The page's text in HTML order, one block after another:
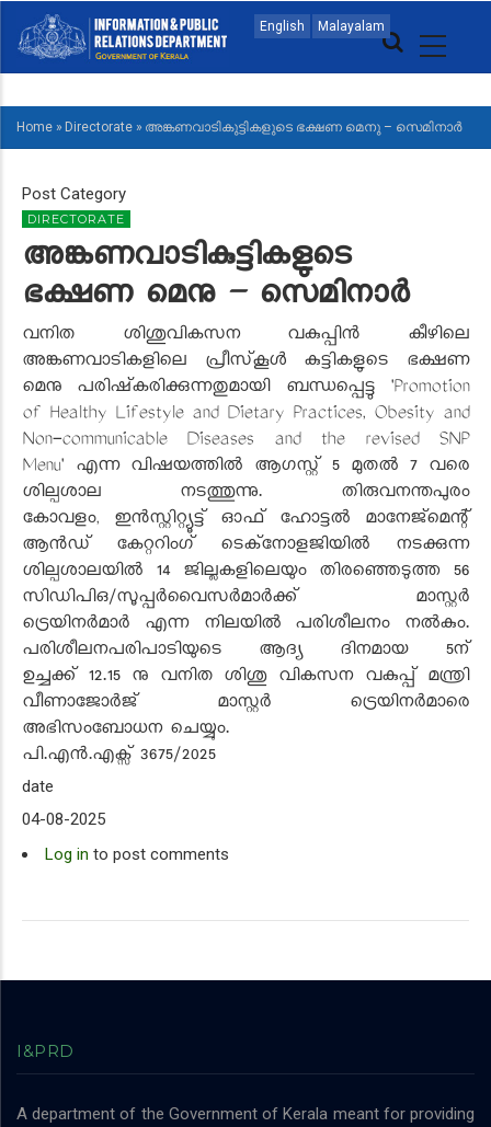
main
English Malayalam
MAIN
NAVIGATION
ENGLISH
BREADCRUMB
Home » Directorate » അങ്കണവാടികുട്ടികളുടെ ഭക്ഷണ മെനു – സെമിനാർ
Post Category
DIRECTORATE
അങ്കണവാടികുട്ടികളുടെ
ഭക്ഷണ മെനു – സെമിനാർ
വനിത ശിശുവികസന വകുപ്പിൻ കീഴിലെ
അങ്കണവാടികളിലെ പ്രീസ്‌കൂൾ കുട്ടികളുടെ ഭക്ഷണ
മെനു പരിഷ്‌കരിക്കുന്നതുമായി ബന്ധപ്പെട്ടു 'Promotion
of Healthy Lifestyle and Dietary Practices, Obesity and
Non-communicable Diseases and the revised SNP
Menu' എന്ന വിഷയത്തിൽ ആഗസ്റ്റ് 5 മുതൽ 7 വരെ
ശില്പശാല നടത്തുന്നു. തിരുവനന്തപുരം
കോവളം, ഇൻസ്റ്റിറ്റ്യൂട്ട് ഓഫ് ഹോട്ടൽ മാനേജ്‌മെന്റ്
ആൻഡ് കേറ്ററിംഗ് ടെക്‌നോളജിയിൽ നടക്കുന്ന
ശില്പശാലയിൽ 14ജില്ലകളിലെയും തിരഞ്ഞെടുത്ത 56
സിഡിപിഒ/സൂപ്പർവൈസർമാർക്ക് മാസ്റ്റർ
ട്രെയിനർമാർ എന്ന നിലയിൽ പരിശീലനം നൽകും.
പരിശീലനപരിപാടിയുടെ ആദ്യ ദിനമായ 5ന്
ഉച്ചക്ക് 12.15 നു വനിത ശിശു വികസന വകുപ്പ് മന്ത്രി
വീണാജോർജ് മാസ്റ്റർ ട്രെയിനർമാരെ
അഭിസംബോധന ചെയ്യും.
പി.എൻ.എക്സ് 3675/2025
date
04-08-2025
Log in to post comments
I&PRD
A department of the Government of Kerala meant for providing